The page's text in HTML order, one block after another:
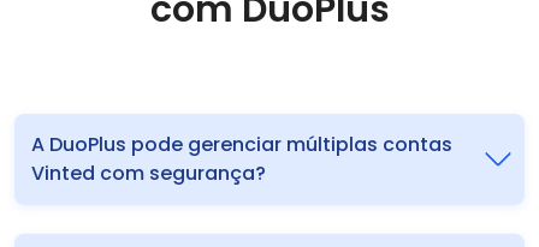
A DuoPlus pode gerenciar múltiplas contas
Vinted com segurança?